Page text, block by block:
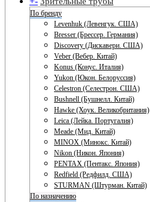
По бренду
Levenhuk (Левенгук. США)
Bresser (Брессер. Германия)
Discovery (Дискавери. США)
Veber (Вебер. Китай)
Konus (Конус. Италия)
Yukon (Юкон. Белоруссия)
Celestron (Селестрон. США)
Bushnell (Бушнелл. Китай)
Hawke (Хоук. Великобритания)
Leica (Лейка. Португалия)
Meade (Мид. Китай)
MINOX (Минокс. Китай)
Nikon (Никон. Япония)
PENTAX (Пентакс. Япония)
Redfield (Редфилд. США)
STURMAN (Штурман. Китай)
По назначению